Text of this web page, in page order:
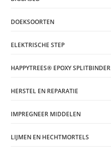
DOEKSOORTEN
ELEKTRISCHE STEP
HAPPYTREES® EPOXY SPLITBINDER
HERSTEL EN REPARATIE
IMPREGNEER MIDDELEN
LIJMEN EN HECHTMORTELS